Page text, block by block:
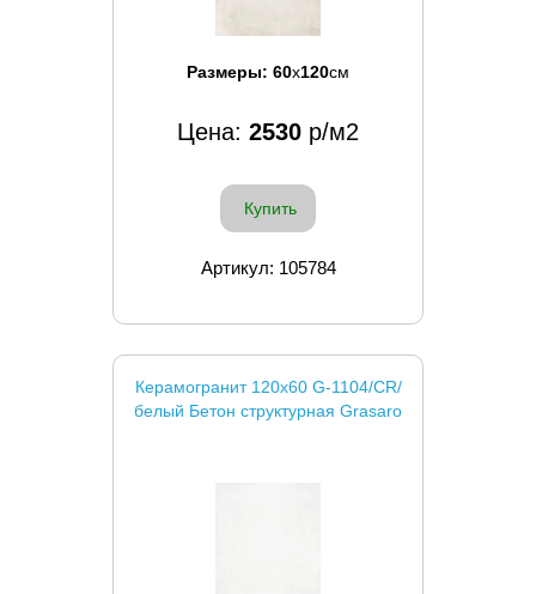
Размеры: 60x120см
Цена: 2530 р/м2
Купить
Артикул: 105784
Керамогранит 120x60 G-1104/CR/
белый Бетон структурная Grasaro